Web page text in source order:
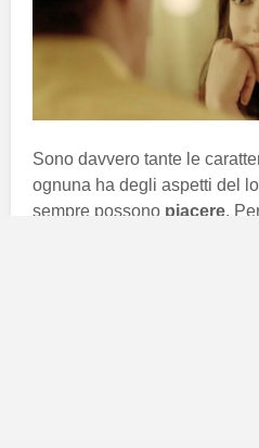
Sono davvero tante le
ognuna ha degli aspetti del
sempre possono piacere.